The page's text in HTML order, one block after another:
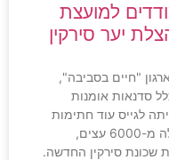
למועצת
יער סירקין
"חיים בסביבה",
סדנאות אומנות
לגייס עוד חתימות
על העצומה, שקוראת לשמור על למעלה מ-6000 עצים,
שכונת סירקין החדשה.